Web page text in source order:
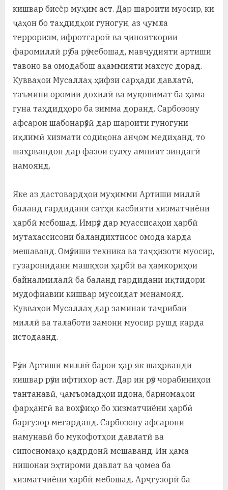
кишвар бисёр муҳим аст. Дар шароити муосир, ки
ҷаҳон бо таҳдидҳои гуногун, аз ҷумла
терроризм, ифротгароӣ ва ҷинояткории
фаромиллӣ рӯ ба рӯ мебошад, мавҷудияти артиши
тавоно ва омодабош аҳаммияти махсус дорад.
Қувваҳои Мусаллаҳ ҳифзи сарҳади давлатӣ,
таъмини оромии дохилӣ ва муқовимат ба ҳама
гуна таҳдидҳоро ба зимма доранд. Сарбозону
афсарон шабонарӯзӣ дар шароити гуногуни
иқлимӣ хизмати содиқона анҷом медиҳанд, то
шаҳрвандон дар фазои сулҳу амният зиндагӣ
намоянд.
Яке аз дастовардҳои муҳимми Артиши миллӣ
баланд гардидани сатҳи касбияти хизматчиёни
ҳарбӣ мебошад. Имрӯз дар муассисаҳои ҳарбӣ
мутахассисони баландихтисос омода карда
мешаванд. Омӯзиши техника ва таҷҳизоти муосир,
гузаронидани машқҳои ҳарбӣ ва ҳамкориҳои
байналмилалӣ ба баланд гардидани иқтидори
мудофиавии кишвар мусоидат менамояд.
Қувваҳои Мусаллаҳ дар заминаи таҷрибаи
миллӣ ва талаботи замони муосир рушд карда
истодаанд.
Рӯзи Артиши миллӣ барои ҳар як шаҳрванди
кишвар рӯзи ифтихор аст. Дар ин рӯз чорабиниҳои
тантанавӣ, ҷамъомадҳои идона, барномаҳои
фарҳангӣ ва вохӯриҳо бо хизматчиёни ҳарбӣ
баргузор мегарданд. Сарбозону афсарони
намунавӣ бо мукофотҳои давлатӣ ва
сипосномаҳо қадрдонӣ мешаванд. Ин ҳама
нишонаи эҳтироми давлат ва ҷомеа ба
хизматчиёни ҳарбӣ мебошад. Арҷгузорӣ ба